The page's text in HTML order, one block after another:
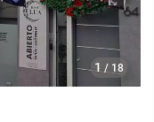
1 / 18